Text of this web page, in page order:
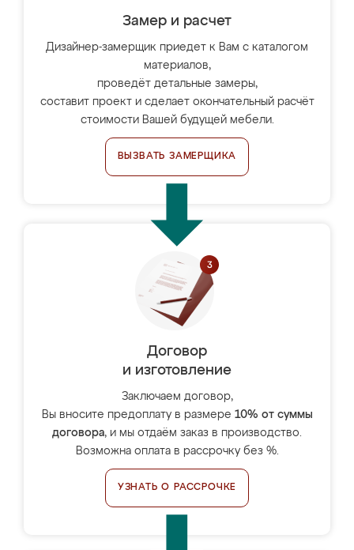
Замер и расчет
Дизайнер-замерщик приедет к Вам с каталогом
материалов,
проведёт детальные замеры,
составит проект и сделает окончательный расчёт
стоимости Вашей будущей мебели.
ВЫЗВАТЬ ЗАМЕРЩИКА
Договор
и изготовление
Заключаем договор,
Вы вносите предоплату в размере 10% от суммы
договора, и мы отдаём заказ в производство.
Возможна оплата в рассрочку без %.
УЗНАТЬ О РАССРОЧКЕ